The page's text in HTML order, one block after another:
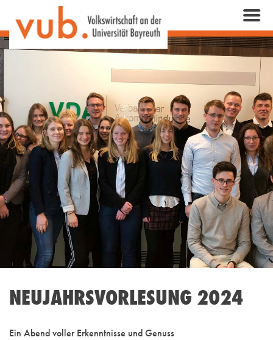
NEUJAHRSVORLESUNG 2024
Ein Abend voller Erkenntnisse und Genuss